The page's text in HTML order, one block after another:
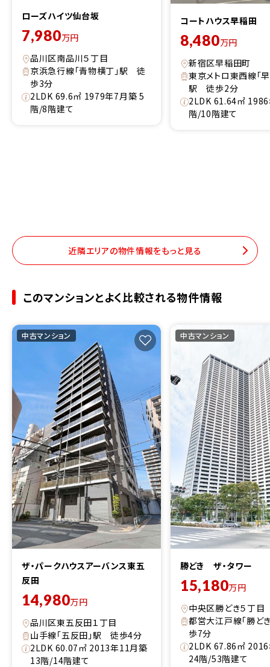
ローズハイツ仙台坂
7,980万円
品川区南品川５丁目
京浜急行線「青物横丁」駅 徒
歩3分
2LDK 69.6㎡ 1979年7月築 5
階/8階建て
コートハウス早稲田
8,480万円
新宿区早稲田町
東京メトロ東西線「
駅 徒歩2分
2LDK 61.64㎡
階/10階建て
近隣エリアの物件情報をもっと見る
このマンションとよく比較される物件情報
中古マンション
ザ・パークハウスアーバンス東五
反田
14,980万円
品川区東五反田１丁目
山手線「五反田」駅 徒歩4分
2LDK 60.07㎡ 2013年11月築
13階/14階建て
中古マンション
勝どき ザ・タワー
15,180万円
中央区勝どき５丁目
都営大江戸線「勝ど
歩7分
2LDK 67.86㎡
24階/53階建て